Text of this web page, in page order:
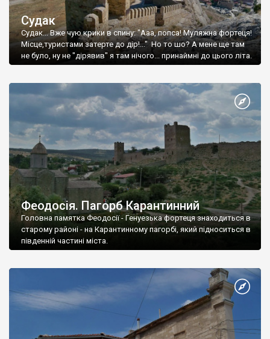
Судак
Судак... Вже чую крики в спину: "Ааа, попса! Муляжна фортеця!
Місце,туристами затерте до дір!..." Но то шо? А мене ще там
не було, ну не "дірявив" я там нічого... принаймні до цього літа.
Феодосія. Пагорб Карантинний
Головна памятка Феодосії - Генуезька фортеця знаходиться в
старому районі - на Карантинному пагорбі, який підноситься в
південній частині міста.